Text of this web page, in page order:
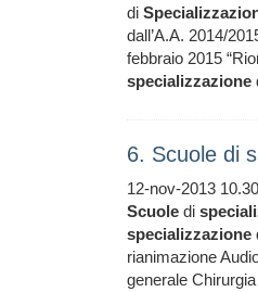
di
dall’A.A. 2014/
febbraio 2015
specializzazione
6. Scuole di
12-nov-2013
Scuole di
specializzazione
rianimazione
generale